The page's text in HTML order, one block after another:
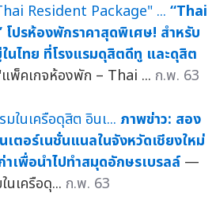
“Thai
ปรห้องพักราคาสุดพิเศษ! สำหรับ
นไทย ที่โรงแรมดุสิตดีทู และดุสิต
คเกจห้องพัก – Thai ... ก.พ. 63
ภาพข่าว: สอง
เตอร์เนชั่นแนลในจังหวัดเชียงใหม่
เพื่อนำไปทำสมุดอักษรเบรลล์ —
นเครือดุ... ก.พ. 63